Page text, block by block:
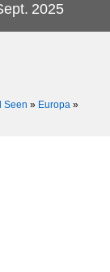
2025
Seen » Europa »